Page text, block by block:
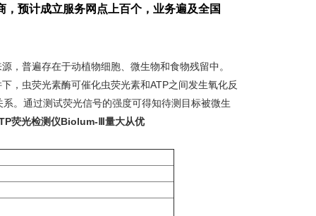
，预计成立服务网点上百个，业务遍及全国
，普遍存在于动植物细胞、微生物和食物残留中。
，虫荧光素酶可催化虫荧光素和ATP之间发生氧化反
。通过测试荧光信号的强度可得知待测目标被微生
荧光检测仪Biolum-Ⅲ量大从优